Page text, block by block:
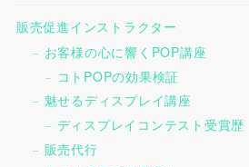
販売促進インストラクター
お客様の心に響くPOP講座
コトPOPの効果検証
魅せるディスプレイ講座
ディスプレイコンテスト受賞歴
販売代行